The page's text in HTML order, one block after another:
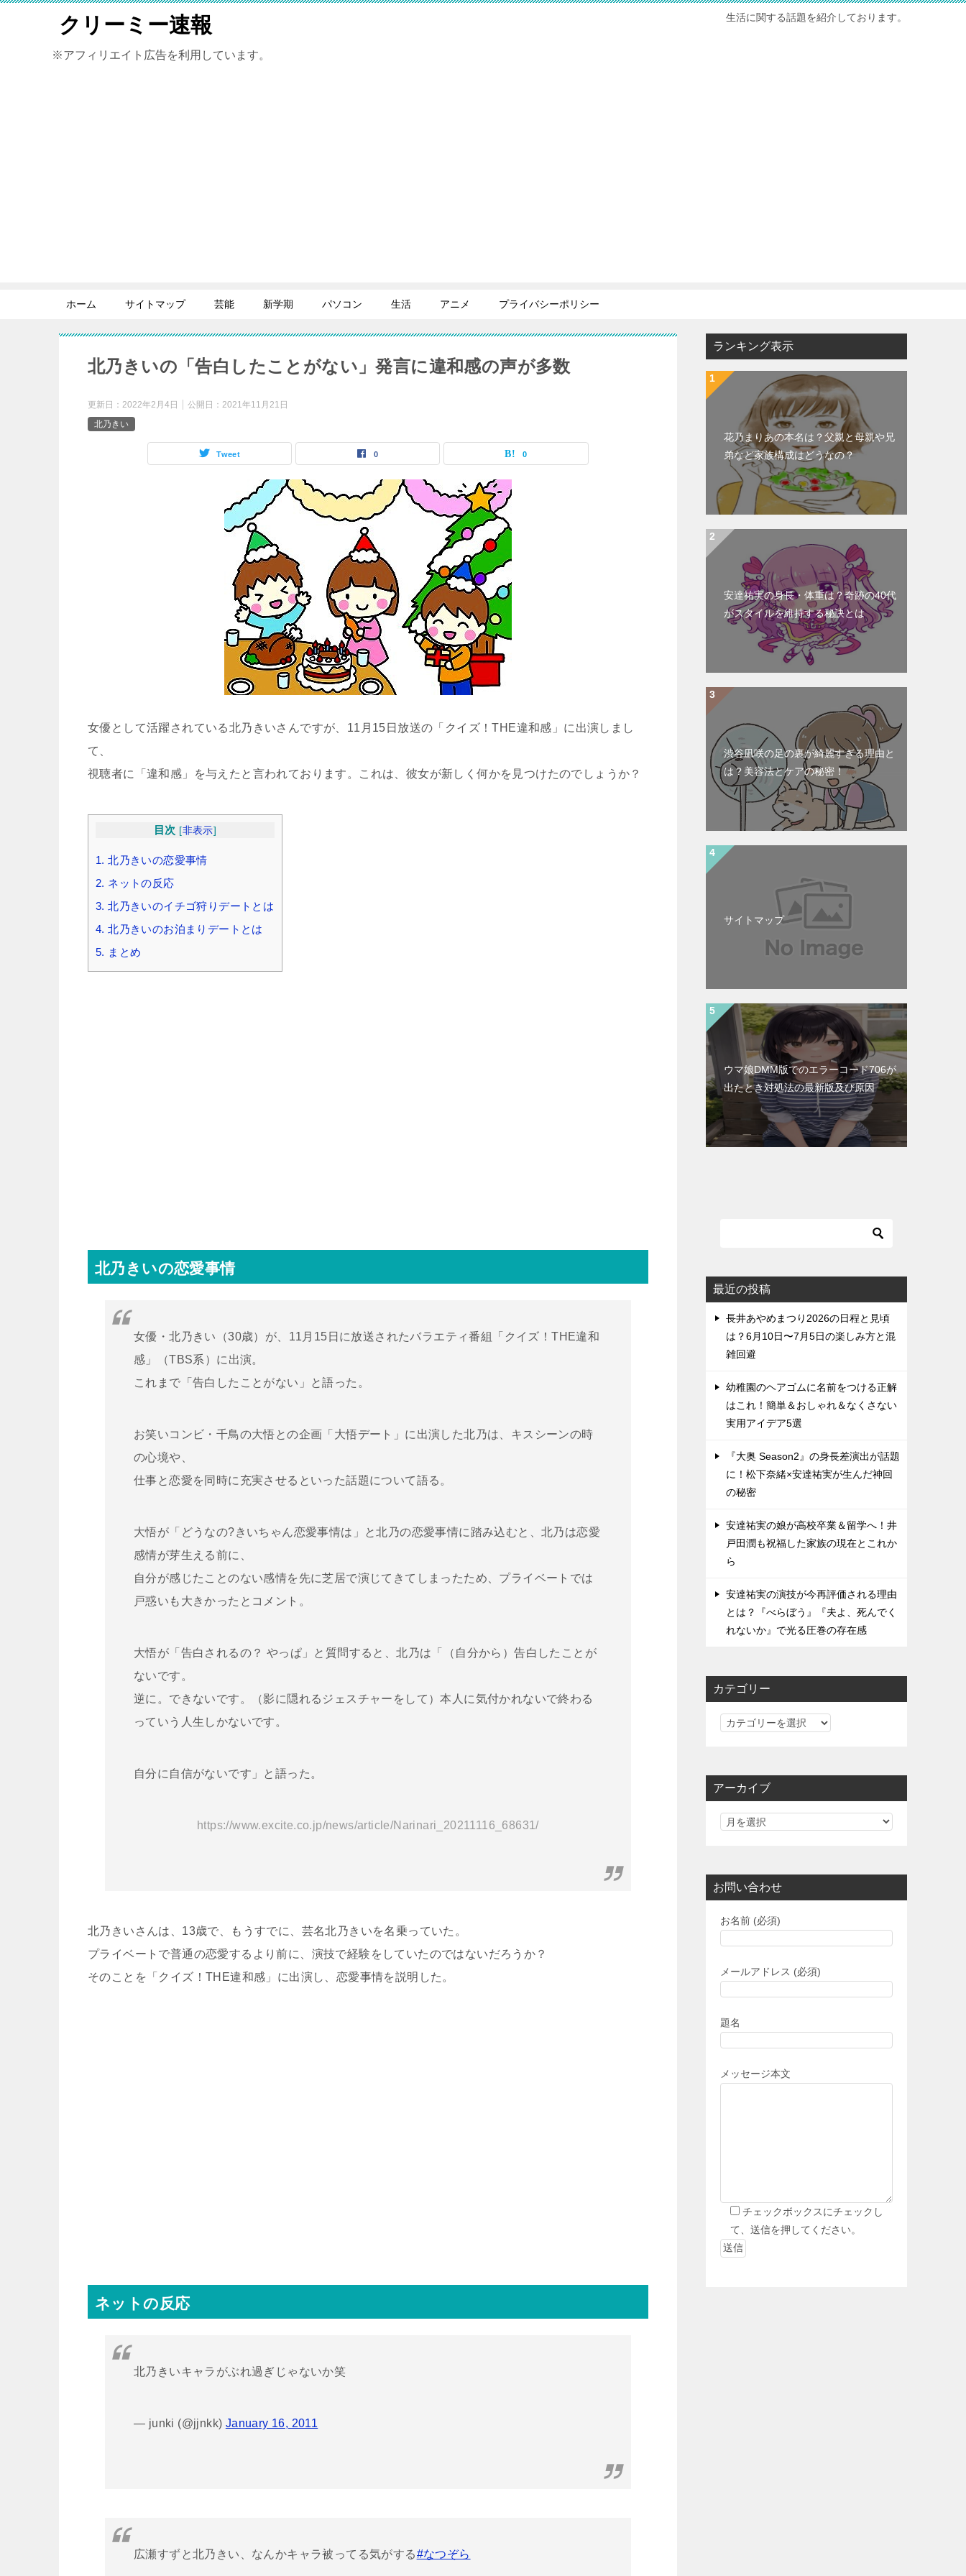
クリーミー速報 生活に関する話題を紹介しております。
※アフィリエイト広告を利用しています。
ホーム サイトマップ 芸能 新学期 パソコン 生活 アニメ プライバシーポリシー
北乃きいの「告白したことがない」発言に違和感の声が多数
更新日： 2022年2月4日 公開日： 2021年11月21日
北乃きい
Tweet 0 0
女優として活躍されている北乃きいさんですが、11月15日放送の「クイズ！THE違和感」に出演しまし
て、
視聴者に「違和感」を与えたと言われております。これは、彼女が新しく何かを見つけたのでしょうか？
目次 [非表示]
1. 北乃きいの恋愛事情
2. ネットの反応
3. 北乃きいのイチゴ狩りデートとは
4. 北乃きいのお泊まりデートとは
5. まとめ
北乃きいの恋愛事情
女優・北乃きい（30歳）が、11月15日に放送されたバラエティ番組「クイズ！THE違和
感」（TBS系）に出演。
これまで「告白したことがない」と語った。
お笑いコンビ・千鳥の大悟との企画「大悟デート」に出演した北乃は、キスシーンの時
の心境や、
仕事と恋愛を同時に充実させるといった話題について語る。
大悟が「どうなの?きいちゃん恋愛事情は」と北乃の恋愛事情に踏み込むと、北乃は恋愛
感情が芽生える前に、
自分が感じたことのない感情を先に芝居で演じてきてしまったため、プライベートでは
戸惑いも大きかったとコメント。
大悟が「告白されるの？ やっぱ」と質問すると、北乃は「（自分から）告白したことが
ないです。
逆に。できないです。（影に隠れるジェスチャーをして）本人に気付かれないで終わる
っていう人生しかないです。
自分に自信がないです」と語った。
https://www.excite.co.jp/news/article/Narinari_20211116_68631/
北乃きいさんは、13歳で、もうすでに、芸名北乃きいを名乗っていた。
プライベートで普通の恋愛するより前に、演技で経験をしていたのではないだろうか？
そのことを「クイズ！THE違和感」に出演し、恋愛事情を説明した。
ネットの反応
北乃きいキャラがぶれ過ぎじゃないか笑
— junki (@jjnkk) January 16, 2011
広瀬すずと北乃きい、なんかキャラ被ってる気がする#なつぞら
ランキング表示
花乃まりあの本名は？父親と母親や兄
弟など家族構成はどうなの？
安達祐実の身長・体重は？奇跡の40代
がスタイルを維持する秘訣とは
渋谷凪咲の足の裏が綺麗すぎる理由と
は？美容法とケアの秘密！
サイトマップ
ウマ娘DMM版でのエラーコード706が
出たとき対処法の最新版及び原因
最近の投稿
長井あやめまつり2026の日程と見頃
は？6月10日〜7月5日の楽しみ方と混
雑回避
幼稚園のヘアゴムに名前をつける正解
はこれ！簡単＆おしゃれ＆なくさない
実用アイデア5選
『大奥 Season2』の身長差演出が話題
に！松下奈緒×安達祐実が生んだ神回
の秘密
安達祐実の娘が高校卒業＆留学へ！井
戸田潤も祝福した家族の現在とこれか
ら
安達祐実の演技が今再評価される理由
とは？『べらぼう』『夫よ、死んでく
れないか』で光る圧巻の存在感
カテゴリー
カ
リ
アーカイブ
お問い合わせ
お名前 (必須)
メールアドレス (必須)
題名
メッセージ本文
チェックボックスにチェックし
て、送信を押してください。